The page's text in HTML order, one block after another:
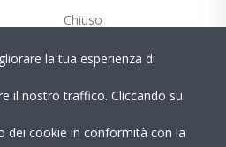
Chiuso
Chiuso
Noi su WhatsApp!
la tua esperienza di
il nostro traffico. Cliccando su
dei cookie in conformità con la